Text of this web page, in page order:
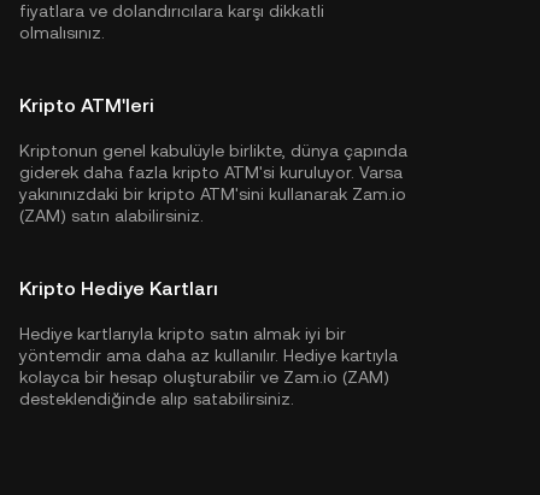
fiyatlara ve dolandırıcılara karşı dikkatli
olmalısınız.
Kripto ATM'leri
Kriptonun genel kabulüyle birlikte, dünya çapında
giderek daha fazla kripto ATM'si kuruluyor. Varsa
yakınınızdaki bir kripto ATM'sini kullanarak Zam.io
(ZAM) satın alabilirsiniz.
Kripto Hediye Kartları
Hediye kartlarıyla kripto satın almak iyi bir
yöntemdir ama daha az kullanılır. Hediye kartıyla
kolayca bir hesap oluşturabilir ve Zam.io (ZAM)
desteklendiğinde alıp satabilirsiniz.